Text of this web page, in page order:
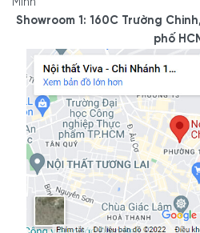
Showroom 1: 160C Trường
phố